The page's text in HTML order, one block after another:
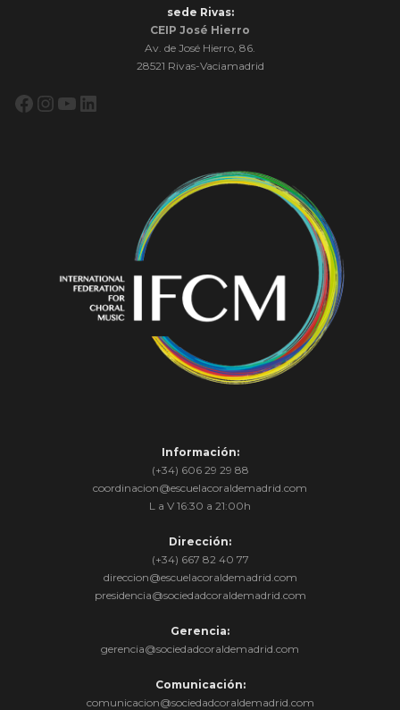
sede Rivas:
CEIP José Hierro
Av. de José Hierro, 86.
28521 Rivas-Vaciamadrid
Facebook
Instagram
YouTube
LinkedIn
Información:
(+34) 606 29 29 88
coordinacion@escuelacoraldemadrid.com
L a V 16:30 a 21:00h
Dirección:
(+34) 667 82 40 77
direccion@escuelacoraldemadrid.com
presidencia@sociedadcoraldemadrid.com
Gerencia:
gerencia@sociedadcoraldemadrid.com
Comunicación:
comunicacion@sociedadcoraldemadrid.com